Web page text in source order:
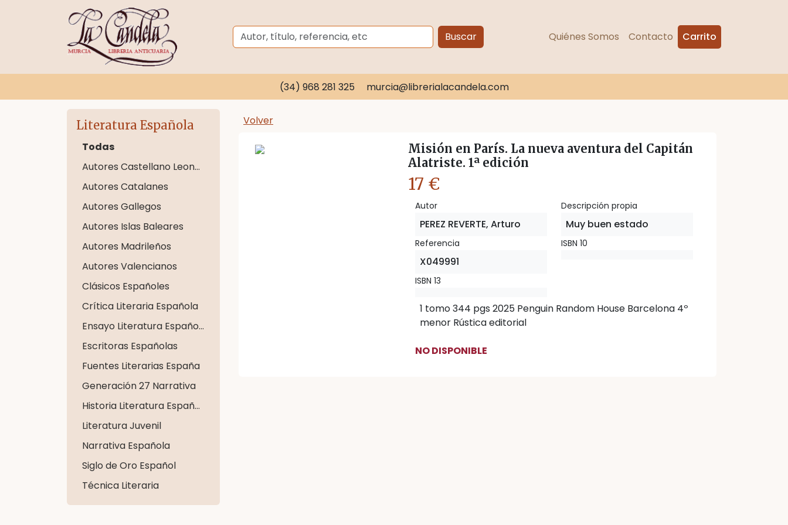
Buscar Quiénes Somos Contacto Carrito
(34) 968 281 325 murcia@librerialacandela.com
Literatura Española
Todas
Autores Castellano Leoneses
Autores Catalanes
Autores Gallegos
Autores Islas Baleares
Autores Madrileños
Autores Valencianos
Clásicos Españoles
Crítica Literaria Española
Ensayo Literatura Española
Escritoras Españolas
Fuentes Literarias España
Generación 27 Narrativa
Historia Literatura Española
Literatura Juvenil
Narrativa Española
Siglo de Oro Español
Técnica Literaria
Volver
Misión en París. La nueva aventura del Capitán
Alatriste. 1ª edición
17 €
Autor
PEREZ REVERTE, Arturo
Descripción propia
Muy buen estado
Referencia
X049991
ISBN 10
ISBN 13
1 tomo 344 pgs 2025 Penguin Random House Barcelona 4º
menor Rústica editorial
NO DISPONIBLE